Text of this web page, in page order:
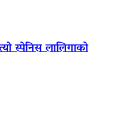
स्पेनिस लालिगाको